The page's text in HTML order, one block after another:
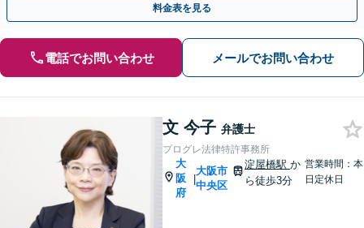
料金表を見る
電話でお問い合わせ メールでお問い合わせ
文 今子 弁護士
プログレ法律特許事務所
大
阪
府
|
大阪市
中央区
淀屋橋駅か
ら徒歩3分
営業時間：本
日定休日